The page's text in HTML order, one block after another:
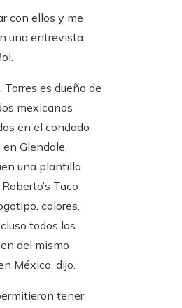
con ellos y me
una entrevista
es dueño de
mexicanos
en el condado
Glendale,
una plantilla
Taco
colores,
todos los
del mismo
México, dijo.
tener